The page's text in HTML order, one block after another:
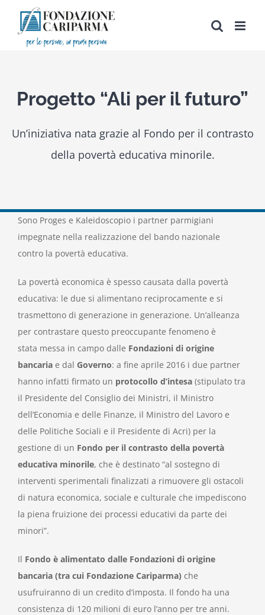
contenuto
Progetto “Ali per il futuro”
Un’iniziativa nata grazie al Fondo per il contrasto
della povertà educativa minorile.
Sono Proges e Kaleidoscopio i partner parmigiani
impegnate nella realizzazione del bando nazionale
contro la povertà educativa.
La povertà economica è spesso causata dalla povertà
educativa: le due si alimentano reciprocamente e si
trasmettono di generazione in generazione. Un’alleanza
per contrastare questo preoccupante fenomeno è
stata messa in campo dalle Fondazioni di origine
bancaria e dal Governo: a fine aprile 2016 i due partner
hanno infatti firmato un protocollo d’intesa (stipulato tra
il Presidente del Consiglio dei Ministri, il Ministro
dell’Economia e delle Finanze, il Ministro del Lavoro e
delle Politi­che Sociali e il Presidente di Acri) per la
gestione di un Fondo per il contrasto della povertà
educativa minorile, che è destinato “al sostegno di
interventi sperimentali finalizzati a rimuovere gli ostacoli
di natura economica, sociale e culturale che impediscono
la piena fruizione dei processi educativi da parte dei
minori”.
Il Fondo è alimentato dalle Fondazioni di origine
bancaria (tra cui Fondazione Cariparma) che
usufruiranno di un credito d’imposta. Il fondo ha una
consistenza di 120 milioni di euro l’anno per tre anni.